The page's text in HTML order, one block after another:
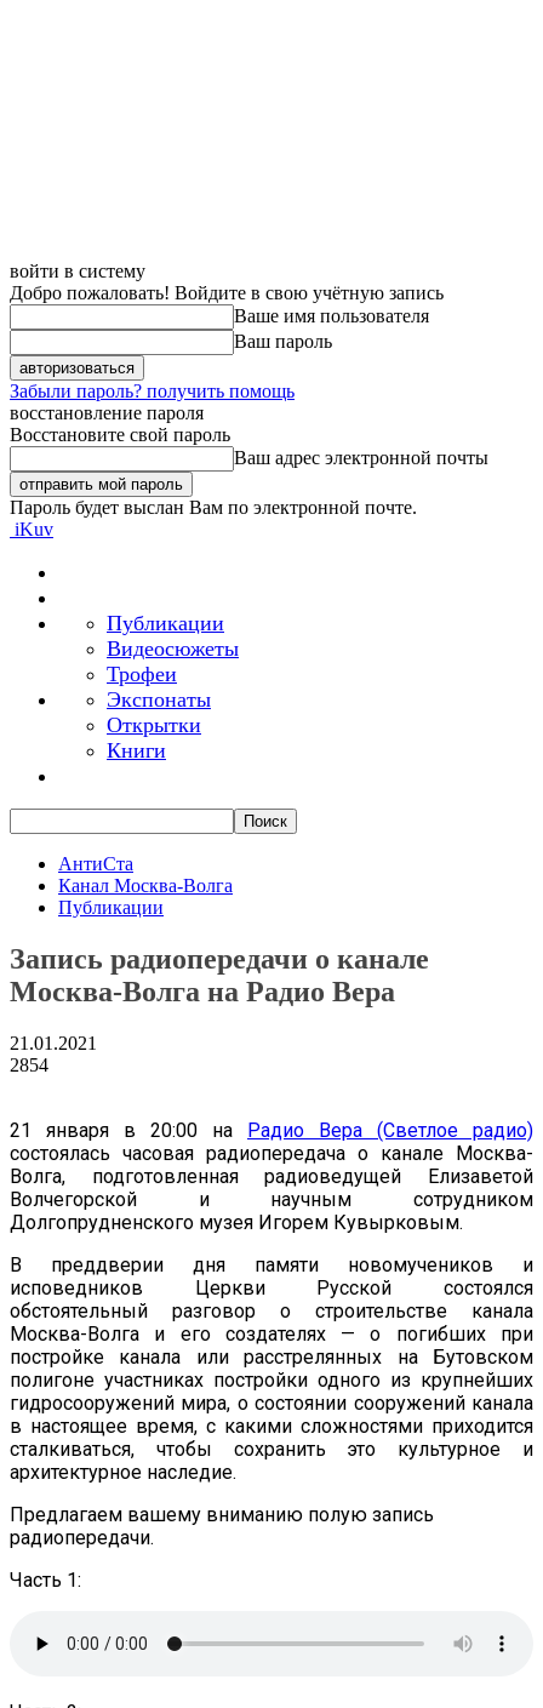
войти в систему
Добро пожаловать! Войдите в свою учётную запись
Ваше имя пользователя
Ваш пароль
Забыли пароль? получить помощь
восстановление пароля
Восстановите свой пароль
Ваш адрес электронной почты
Пароль будет выслан Вам по электронной почте.
iKuv
Публикации
Видеосюжеты
Трофеи
Экспонаты
Открытки
Книги
АнтиСта
Канал Москва-Волга
Публикации
Запись радиопередачи о канале
Москва-Волга на Радио Вера
21.01.2021
2854
21 января в 20:00 на Радио Вера (Светлое радио)
состоялась часовая радиопередача о канале Москва-
Волга, подготовленная радиоведущей Елизаветой
Волчегорской и научным сотрудником
Долгопрудненского музея Игорем Кувырковым.
В преддверии дня памяти новомучеников и
исповедников Церкви Русской состоялся
обстоятельный разговор о строительстве канала
Москва-Волга и его создателях — о погибших при
постройке канала или расстрелянных на Бутовском
полигоне участниках постройки одного из крупнейших
гидросооружений мира, о состоянии сооружений канала
в настоящее время, с какими сложностями приходится
сталкиваться, чтобы сохранить это культурное и
архитектурное наследие.
Предлагаем вашему вниманию полую запись
радиопередачи.
Часть 1: